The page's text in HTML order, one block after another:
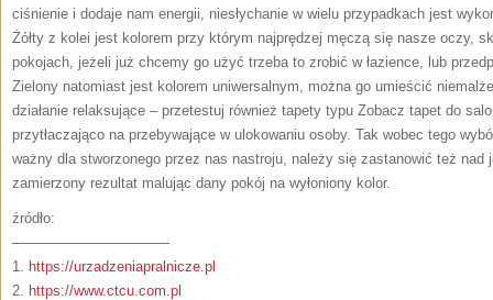
ciśnienie i dodaje nam energii, niesłychanie w wielu przypadkach jest
Żółty z kolei jest kolorem przy którym najprędzej męczą się nasze oczy,
pokojach, jeżeli już chcemy go użyć trzeba to zrobić w łazience, lub
Zielony natomiast jest kolorem uniwersalnym, można go umieścić
działanie relaksujące – przetestuj również tapety typu Zobacz tapet do
przytłaczająco na przebywające w ulokowaniu osoby. Tak wobec tego
ważny dla stworzonego przez nas nastroju, należy się zastanowić też nad
zamierzony rezultat malując dany pokój na wyłoniony kolor.
źródło:
———————————
1. https://urzadzeniapralnicze.pl
2. https://www.ctcu.com.pl